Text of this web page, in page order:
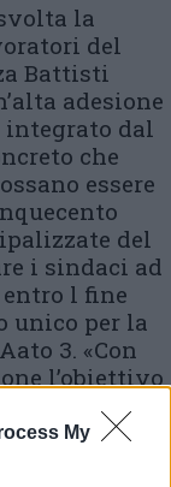
My
la
del
Battisti
adesione
dal
che
essere
del
i sindaci ad
l fine
unico per la
3. «Con
l’obiettivo
che negli
suoi